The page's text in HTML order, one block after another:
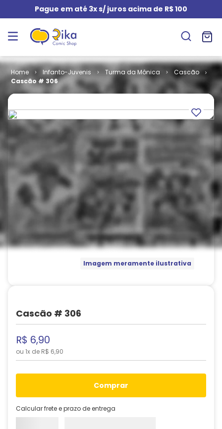
Pague em até 3x s/ juros acima de R$ 100
Infanto-Juvenis Turma da Mônica
Cascão
Cascão # 306
Imagem meramente ilustrativa
Cascão # 306
R$ 6,90
ou 1x de R$ 6,90
comprar
Calcular frete e prazo de entrega